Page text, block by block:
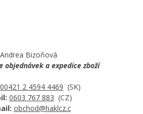
Andrea Bizoňová
objednávek a expedice zboží
00421 2 4594 4469 (SK)
0603 767 883 (CZ)
obchod@haklcz.c